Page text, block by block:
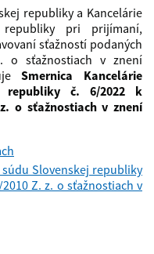
republiky a Kancelárie
republiky pri prijímaní,
sťažností podaných
o sťažnostiach v znení
Smernica Kancelárie
republiky č. 6/2022 k
o sťažnostiach v znení
Slovenskej republiky
Z. z. o sťažnostiach v